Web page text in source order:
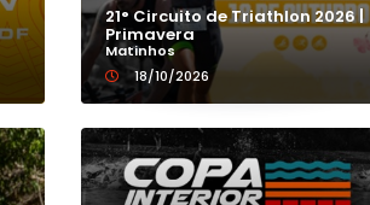
MATO GROSSO
MINAS GERAIS 1K
21° Circuito de Triathlon 2026 |
Primavera
Matinhos
18/10/2026